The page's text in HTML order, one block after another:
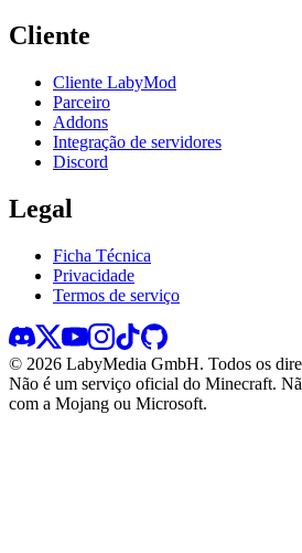
Cliente
Cliente LabyMod
Parceiro
Addons
Integração de servidores
Discord
Legal
Ficha Técnica
Privacidade
Termos de serviço
© 2026 LabyMedia GmbH. Todos os
Não é um serviço oficial do Minecraft.
com a Mojang ou Microsoft.